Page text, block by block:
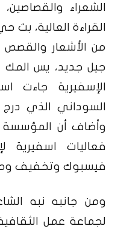
الشعراء
القراءة العالية،
من الأشعار
جيل جديد، يس المك
الإسفيرية جاءت
السوداني الذي درج
وأضاف أن المؤسسة
فعاليات اسفيرية
فيسبوك وتخفيف
ومن جانبه نبه
لجماعة عمل